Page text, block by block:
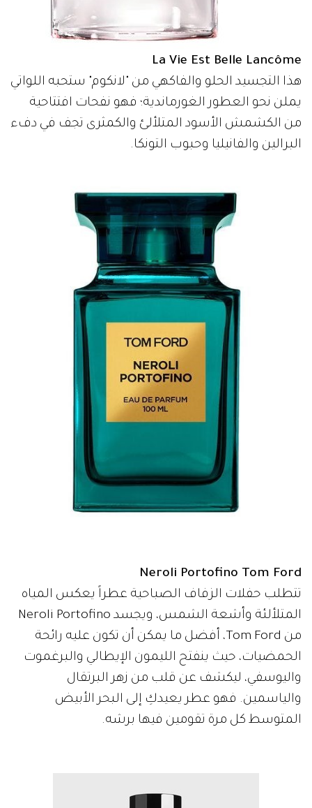
La Vie Est Belle Lancôme
هذا التجسيد الحلو والفاكهي من "لانكوم" ستحبه اللواتي
يملن نحو العطور الغورماندية؛ فهو نفحات افتتاحية
من الكشمش الأسود المتلألئ والكمثرى تجف في دفء
البرالين والفانيليا وحبوب التونكا.
Neroli Portofino Tom Ford
تتطلب حفلات الزفاف الصباحية عطراً يعكس المياه
المتلألئة وأشعة الشمس، ويجسد Neroli Portofino
من Tom Ford، أفضل ما يمكن أن تكون عليه رائحة
الحمضيات، حيث ينفتح الليمون الإيطالي والبرغموت
واليوسفي، ليكشف عن قلب من زهر البرتقال
والياسمين. فهو عطر يعيدكِ إلى البحر الأبيض
المتوسط كل مرة تقومين فيها برشه.